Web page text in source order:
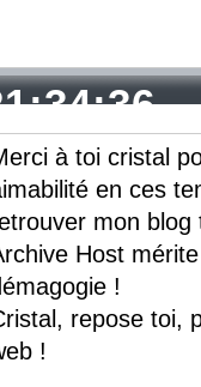
à toi cristal
en ces
mon blog
Host
!
repose toi,
!